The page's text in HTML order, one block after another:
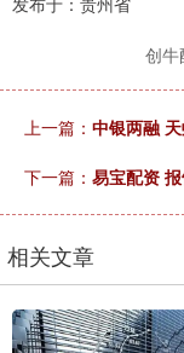
创牛
上一篇： 中银两融
下一篇： 易宝配资
相关文章